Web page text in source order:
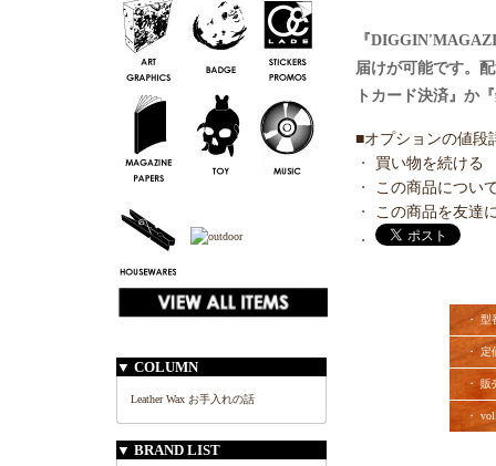
▼ COLUMN
Leather Wax お手入れの話
▼ BRAND LIST
『
届けが可能です。
トカード決済』か
■オプションの値段
・ 買い物を続ける
・
この商品につい
・
この商品を友達
・
・ 型
・ 定
・ 販
・